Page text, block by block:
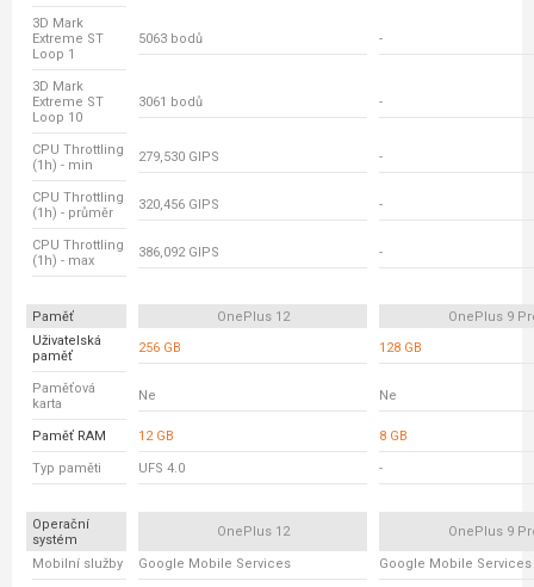
3D Mark
Extreme ST
Loop 1
5063 bodů -
3D Mark
Extreme ST
Loop 10
3061 bodů -
CPU Throttling
(1h) - min
279,530 GIPS -
CPU Throttling
(1h) - průměr
320,456 GIPS -
CPU Throttling
(1h) - max
386,092 GIPS -
Paměť OnePlus 12
OnePlus 9
Uživatelská
paměť
256 GB 128 GB
Paměťová
karta
Ne Ne
Paměť RAM 12 GB 8 GB
Typ paměti UFS 4.0 -
Operační
systém
OnePlus 12 OnePlus 9
Mobilní služby Google Mobile Services Google Mobile Services